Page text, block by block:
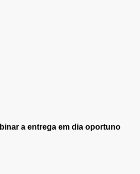
a entrega em dia oportuno